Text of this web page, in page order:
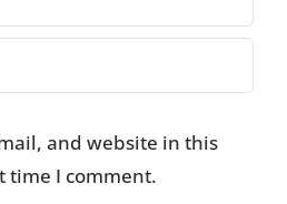
and website in this
time I comment.